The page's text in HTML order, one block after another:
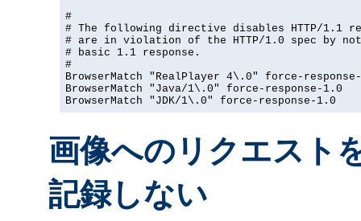
#
# The following directive disables HTTP/1.1
# are in violation of the HTTP/1.0 spec by
# basic 1.1 response.
#
BrowserMatch "RealPlayer 4\.0" force-
BrowserMatch "Java/1\.0" force-response-1.0
BrowserMatch "JDK/1\.0" force-response-1.0
画像へのリクエスト
記録しない